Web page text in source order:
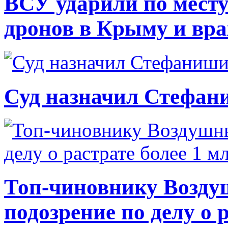
дронов в Крыму и
Суд назначил
Топ-чиновнику
подозрение по делу о